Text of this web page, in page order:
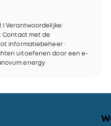
I Verantwoordelijke:
Contact met de
informatiebeheer ·
uitoefenen door een e-